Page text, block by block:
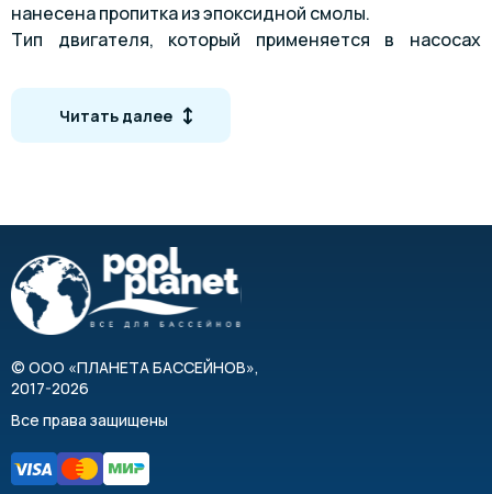
нанесена пропитка из эпоксидной смолы.
Тип двигателя, который применяется в насосах
действия.
Читать далее
© ООО «ПЛАНЕТА БАССЕЙНОВ»,
2017-2026
Все права защищены